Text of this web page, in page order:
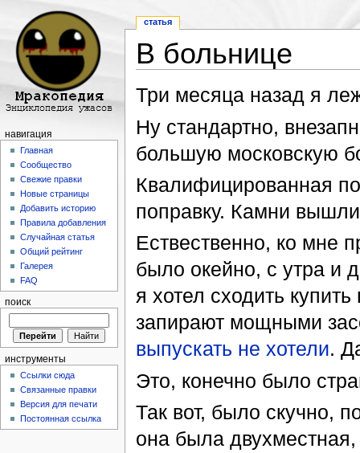
В больнице
Три месяца назад я
Ну стандартно,
большую московскую
Квалифицированная
поправку. Камни
Ествественно, ко мне
было окейно, с утра и
я хотел сходить
запирают мощными
выпускать не хотели.
Это, конечно было
Так вот, было скучно,
она была
статья
навигация
Главная
Сообщество
Свежие правки
Новые страницы
Добавить историю
Правила добавления
Случайная статья
Общий рейтинг
Галерея
FAQ
поиск
инструменты
Ссылки сюда
Связанные правки
Версия для печати
Постоянная ссылка